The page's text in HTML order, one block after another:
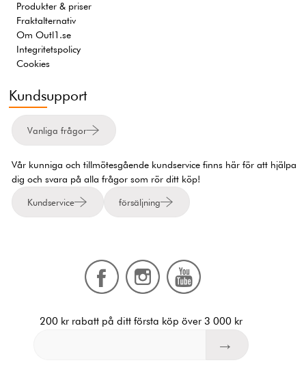
Produkter & priser
Fraktalternativ
Om Outl1.se
Integritetspolicy
Cookies
Kundsupport
Vanliga frågor
Vår kunniga och tillmötesgående kundservice finns här för att hjälpa
dig och svara på alla frågor som rör ditt köp!
Kundservice försäljning
200 kr rabatt på ditt första köp över 3 000 kr